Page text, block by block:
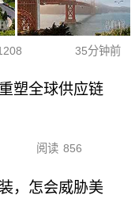
35分钟前
塑全球供应链
阅读 856
，怎会威胁美